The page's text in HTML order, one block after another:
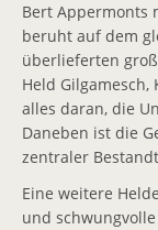
Projekte
Aktuelle
Wettbewerbe
Aufwind-
Konzerte
Bert Appermonts
beruht auf dem
überlieferten
Held
alles daran, die
Daneben ist die
zentraler
Eine weitere
und